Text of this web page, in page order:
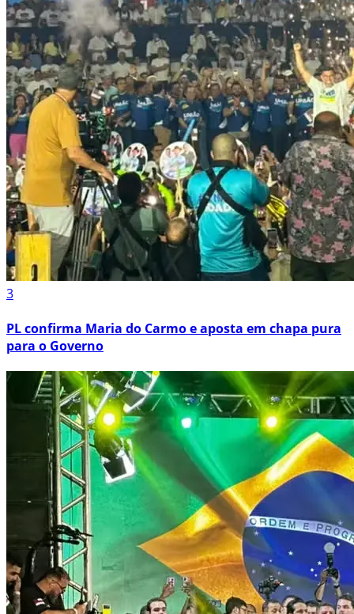
3
PL confirma Maria do Carmo e aposta em chapa pura
para o Governo